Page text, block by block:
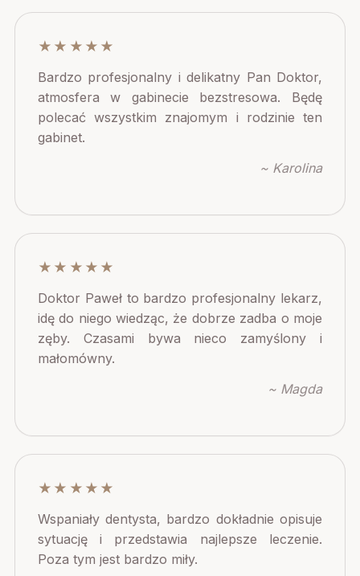
★★★★★
Bardzo profesjonalny i delikatny Pan Doktor,
atmosfera w gabinecie bezstresowa. Będę
polecać wszystkim znajomym i rodzinie ten
gabinet.
~ Karolina
★★★★★
Doktor Paweł to bardzo profesjonalny lekarz,
idę do niego wiedząc, że dobrze zadba o moje
zęby. Czasami bywa nieco zamyślony i
małomówny.
~ Magda
★★★★★
Wspaniały dentysta, bardzo dokładnie opisuje
sytuację i przedstawia najlepsze leczenie.
Poza tym jest bardzo miły.